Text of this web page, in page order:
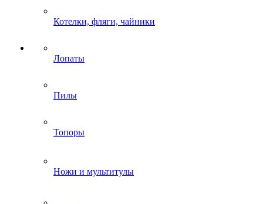
Котелки, фляги, чайники
Лопаты
Пилы
Топоры
Ножи и мультитулы